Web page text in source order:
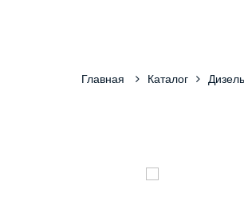
Главная Каталог